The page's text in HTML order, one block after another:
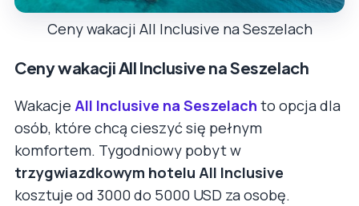
Ceny wakacji All Inclusive na Seszelach
Ceny wakacji All Inclusive na Seszelach
Wakacje All Inclusive na Seszelach to opcja dla
osób, które chcą cieszyć się pełnym
komfortem. Tygodniowy pobyt w
trzygwiazdkowym hotelu All Inclusive
kosztuje od 3000 do 5000 USD za osobę.